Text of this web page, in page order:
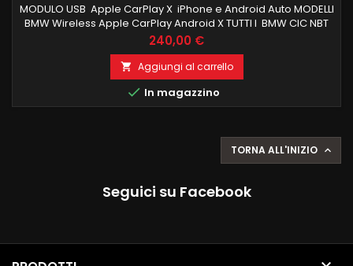
MODULO USB Apple CarPlay X iPhone e Android Auto MODELLI
BMW Wireless Apple CarPlay Android X TUTTI I BMW CIC NBT
System Series 1 2 3 4 5 7 X1 X3 X4 X5 X6 X7 Mini I3
OBBLIGATORIO INGRESSO AUX
Prezzo
240,00 €
 Aggiungi al carrello
 In magazzino
TORNA ALL'INIZIO 
Seguici su Facebook